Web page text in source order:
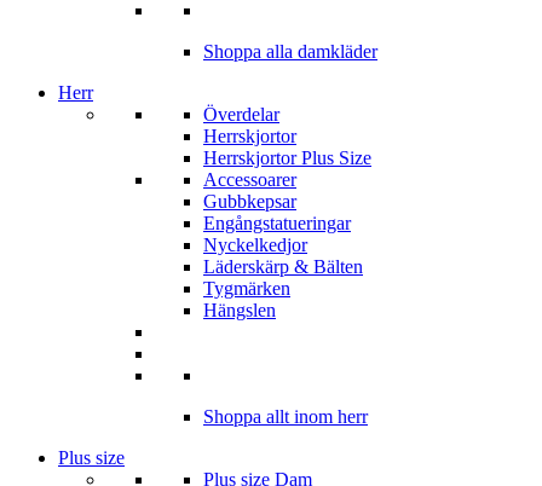
Shoppa alla damkläder
Herr
Överdelar
Herrskjortor
Herrskjortor Plus Size
Accessoarer
Gubbkepsar
Engångstatueringar
Nyckelkedjor
Läderskärp & Bälten
Tygmärken
Hängslen
Shoppa allt inom herr
Plus size
Plus size Dam